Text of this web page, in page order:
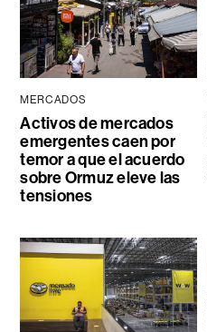
MERCADOS
Activos de mercados
emergentes caen por
temor a que el acuerdo
sobre Ormuz eleve las
tensiones